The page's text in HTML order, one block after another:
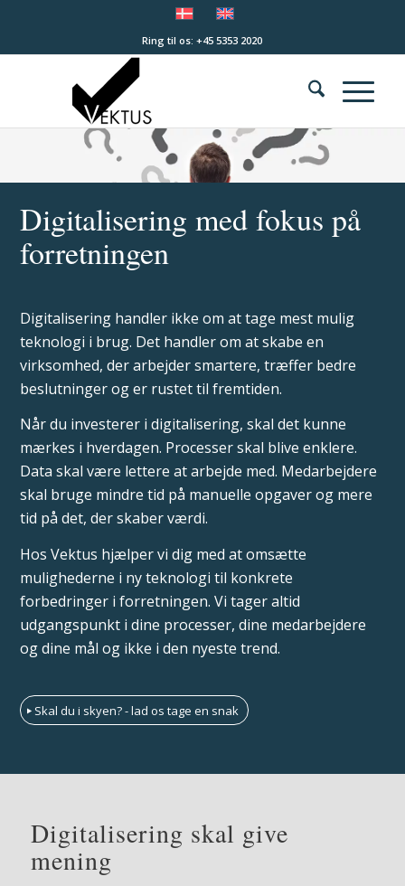
Ring til os: +45 5353 2020
Digitalisering med fokus på
forretningen
Digitalisering handler ikke om at tage mest mulig
teknologi i brug. Det handler om at skabe en
virksomhed, der arbejder smartere, træffer bedre
beslutninger og er rustet til fremtiden.
Når du investerer i digitalisering, skal det kunne
mærkes i hverdagen. Processer skal blive enklere.
Data skal være lettere at arbejde med. Medarbejdere
skal bruge mindre tid på manuelle opgaver og mere
tid på det, der skaber værdi.
Hos Vektus hjælper vi dig med at omsætte
mulighederne i ny teknologi til konkrete
forbedringer i forretningen. Vi tager altid
udgangspunkt i dine processer, dine medarbejdere
og dine mål og ikke i den nyeste trend.
Skal du i skyen? - lad os tage en snak
Digitalisering skal give
mening